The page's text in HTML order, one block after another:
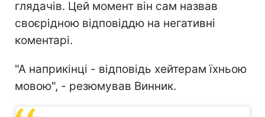
глядачів. Цей момент він сам назвав
своєрідною відповіддю на негативні
коментарі.
"А наприкінці - відповідь хейтерам їхньою
мовою", - резюмував Винник.